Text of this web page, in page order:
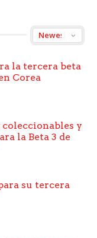
la tercera beta
Corea
coleccionables y
la Beta 3 de
su tercera